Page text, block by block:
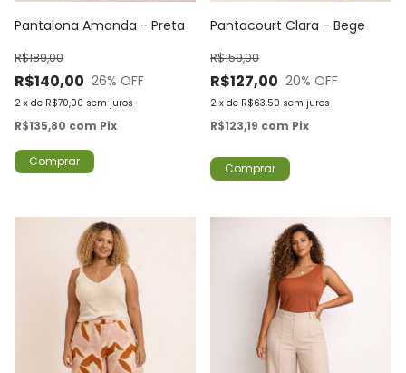
Pantalona Amanda - Preta
R$140,00
R$189,00
26% OFF
2 x de R$70,00 sem juros
R$135,80 com Pix
Comprar
Pantacourt Clara - Bege
R$127,00
R$159,00
20% OFF
2 x de R$63,50 sem juros
R$123,19 com Pix
Comprar